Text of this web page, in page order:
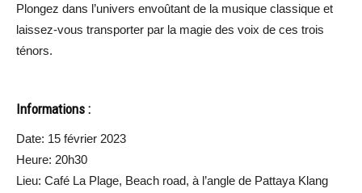
Plongez dans l’univers envoûtant de la musique classique et
laissez-vous transporter par la magie des voix de ces trois
ténors.
Informations :
Date: 15 février 2023
Heure: 20h30
Lieu: Café La Plage, Beach road, à l’angle de Pattaya Klang